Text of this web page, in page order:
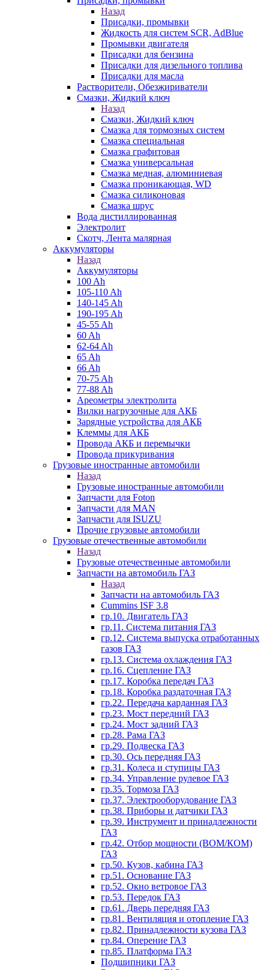
Назад
Присадки, промывки
Жидкость для систем SCR, AdBlue
Промывки двигателя
Присадки для бензина
Присадки для дизельного топлива
Присадки для масла
Растворители, Обезжириватели
Смазки, Жидкий ключ
Назад
Смазки, Жидкий ключ
Смазка для тормозных систем
Смазка специальная
Смазка графитовая
Смазка универсальная
Смазка медная, алюминиевая
Смазка проникающая, WD
Смазка силиконовая
Смазка шрус
Вода дистиллированная
Электролит
Скотч, Лента малярная
Аккумуляторы
Назад
Аккумуляторы
100 Ah
105-110 Ah
140-145 Ah
190-195 Ah
45-55 Ah
60 Ah
62-64 Ah
65 Ah
66 Ah
70-75 Ah
77-88 Ah
Ареометры электролита
Вилки нагрузочные для АКБ
Зарядные устройства для АКБ
Клеммы для АКБ
Провода АКБ и перемычки
Провода прикуривания
Грузовые иностранные автомобили
Назад
Грузовые иностранные автомобили
Запчасти для Foton
Запчасти для MAN
Запчасти для ISUZU
Прочие грузовые автомобили
Грузовые отечественные автомобили
Назад
Грузовые отечественные автомобили
Запчасти на автомобиль ГАЗ
Назад
Запчасти на автомобиль ГАЗ
Cummins ISF 3.8
гр.10. Двигатель ГАЗ
гр.11. Система питания ГАЗ
гр.12. Система выпуска отработанных
газов ГАЗ
гр.13. Система охлаждения ГАЗ
гр.16. Сцепление ГАЗ
гр.17. Коробка передач ГАЗ
гр.18. Коробка раздаточная ГАЗ
гр.22. Передача карданная ГАЗ
гр.23. Мост передний ГАЗ
гр.24. Мост задний ГАЗ
гр.28. Рама ГАЗ
гр.29. Подвеска ГАЗ
гр.30. Ось передняя ГАЗ
гр.31. Колеса и ступицы ГАЗ
гр.34. Управление рулевое ГАЗ
гр.35. Тормоза ГАЗ
гр.37. Электрооборудование ГАЗ
гр.38. Приборы и датчики ГАЗ
гр.39. Инструмент и принадлежности
ГАЗ
гр.42. Отбор мощности (ВОМ/КОМ)
ГАЗ
гр.50. Кузов, кабина ГАЗ
гр.51. Основание ГАЗ
гр.52. Окно ветровое ГАЗ
гр.53. Передок ГАЗ
гр.61. Дверь передняя ГАЗ
гр.81. Вентиляция и отопление ГАЗ
гр.82. Принадлежности кузова ГАЗ
гр.84. Оперение ГАЗ
гр.85. Платформа ГАЗ
Подшипники ГАЗ